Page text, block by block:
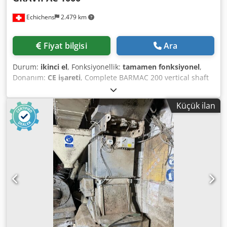
verilerde değişiklik ve hata yapma hakkı saklıdır!) Diğer
Echichens 2.479 km
Fiyat bilgisi Ara
Durum: ikinci el, Fonksiyonellik: tamamen fonksiyonel,
Donanım: CE işareti, Complete BARMAC 200 vertical shaft
crusher consisting of a machine frame and discharge
chute, electric motor, electrical control panel, and control
board. GRAVIPAC 1000 vertical shaft crusher consisting of a
complete frame, machine, motor, pulley, and belt.
Dwodpjx Th Euefx Afuja
Küçük ilan